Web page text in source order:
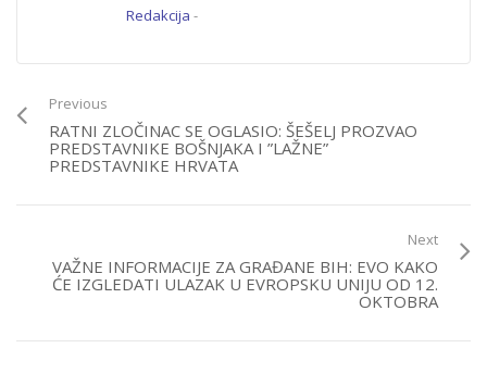
Redakcija -
Previous
RATNI ZLOČINAC SE OGLASIO: ŠEŠELJ PROZVAO
PREDSTAVNIKE BOŠNJAKA I ”LAŽNE”
PREDSTAVNIKE HRVATA
Next
VAŽNE INFORMACIJE ZA GRAĐANE BIH: EVO KAKO
ĆE IZGLEDATI ULAZAK U EVROPSKU UNIJU OD 12.
OKTOBRA